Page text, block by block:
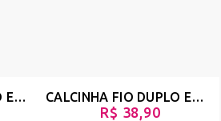
CALCINHA FIO DUPLO EM LYCRA E TULE COM STRAPPY - FRÁGILE - PRETO - REF 2909 CALCINHA FIO DUPLO EM LYCRA COM BUMBUM EM TULE ANIMAL PRINT - JOPY - PRETO - REF 2872
R$ 38,90